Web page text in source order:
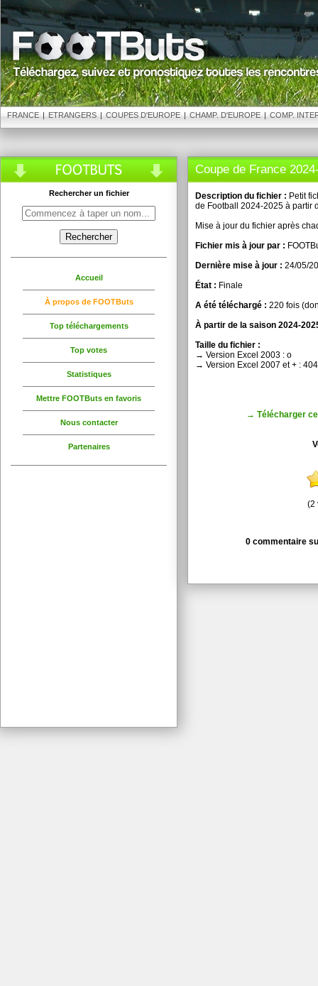
FRANCE | ETRANGERS | COUPES D'EUROPE | CHAMP. D'EUROPE | COMP.
Rechercher un fichier
Accueil
À propos de FOOTButs
Top téléchargements
Top votes
Statistiques
Mettre FOOTButs en favoris
Nous contacter
Partenaires
Coupe de France
Description du fichier : Petit
de Football 2024-2025 à partir
Mise à jour du fichier après
Fichier mis à jour par :
Dernière mise à jour : 24/05/
État : Finale
A été téléchargé : 220 fois
À partir de la saison 2024-
Taille du fichier :
→ Version Excel 2003 : o
→ Version Excel 2007 et + :
→ Télécharger
(2
0 commentaire